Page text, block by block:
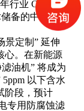
行业 CR5 将
储备的中小企
景定制” 延伸
心。在新能源
油机” 将成为
以下含水
阶段，预计
专用防腐蚀滤